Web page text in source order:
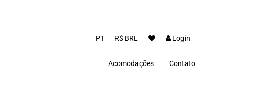
PT R$ BRL Login
Acomodações Contato